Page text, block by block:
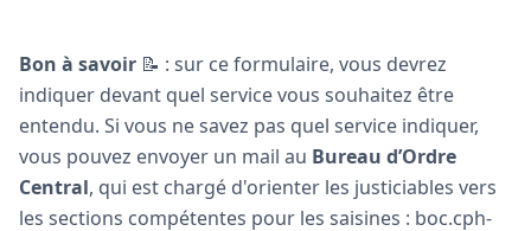
Bon à savoir 📝 : sur ce formulaire, vous devrez
indiquer devant quel service vous souhaitez être
entendu. Si vous ne savez pas quel service indiquer,
vous pouvez envoyer un mail au Bureau d’Ordre
Central, qui est chargé d'orienter les justiciables vers
les sections compétentes pour les saisines : boc.cph-